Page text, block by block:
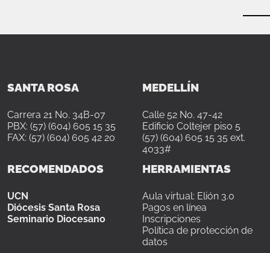
SANTA ROSA
Carrera 21 No. 34B-07
PBX: (57) (604) 605 15 35
FAX: (57) (604) 605 42 20
MEDELLÍN
Calle 52 No. 47-42
Edificio Coltejer piso 5
(57) (604) 605 15 35 ext.
4033#
RECOMENDADOS
UCN
Diócesis Santa Rosa
Seminario Diocesano
HERRAMIENTAS
Aula virtual: Elión 3.0
Pagos en línea
Inscripciones
Política de protección de
datos